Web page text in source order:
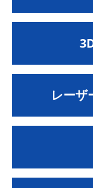
レーザ